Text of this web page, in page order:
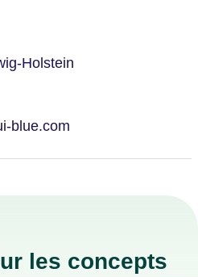
Holstein
blue.com
les concepts